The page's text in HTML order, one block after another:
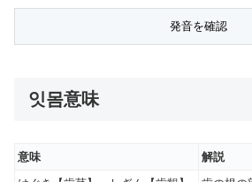
잇몸意味
意味
解説